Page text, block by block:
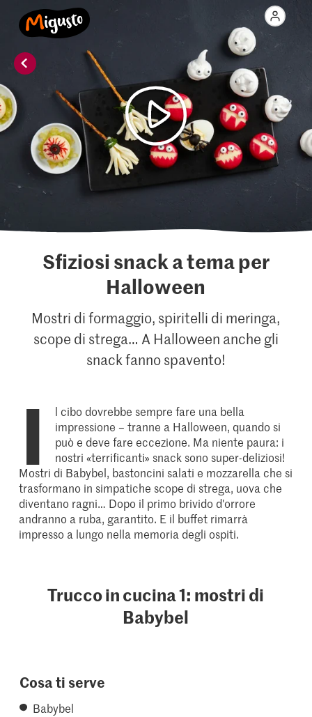
Sfiziosi snack a tema per
Halloween
Mostri di formaggio, spiritelli di meringa,
scope di strega… A Halloween anche gli
snack fanno spavento!
I
l cibo dovrebbe sempre fare una bella
impressione – tranne a Halloween, quando si
può e deve fare eccezione. Ma niente paura: i
nostri «terrificanti» snack sono super-deliziosi!
Mostri di Babybel, bastoncini salati e mozzarella che si
trasformano in simpatiche scope di strega, uova che
diventano ragni… Dopo il primo brivido d'orrore
andranno a ruba, garantito. E il buffet rimarrà
impresso a lungo nella memoria degli ospiti.
Trucco in cucina 1: mostri di
Babybel
Cosa ti serve
Babybel